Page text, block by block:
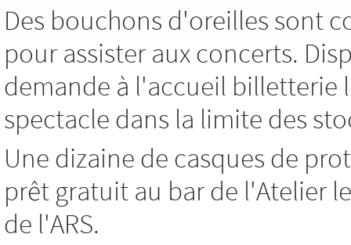
Des bouchons d'oreilles sont
pour assister aux concerts.
demande à l'accueil billetterie
spectacle dans la limite des
Une dizaine de casques de
prêt gratuit au bar de l'Atelier
de l'ARS.